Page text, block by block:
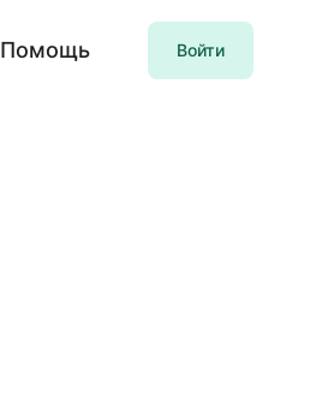
Помощь Войти